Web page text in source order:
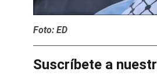
Foto: ED
Suscríbete a